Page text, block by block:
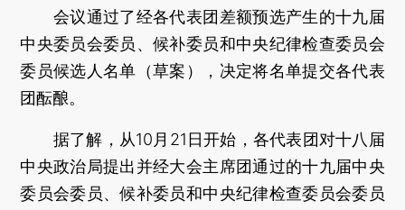
会议通过了经各代表团差额预选产生的十九届
中央委员会委员、候补委员和中央纪律检查委员会
委员候选人名单（草案），决定将名单提交各代表
团酝酿。
据了解，从10月21日开始，各代表团对十八届
中央政治局提出并经大会主席团通过的十九届中央
委员会委员、候补委员和中央纪律检查委员会委员